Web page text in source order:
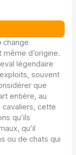
change
d’origine.
légendaire
souvent
que
entière, au
cette
qu’ils
qu’il
ou de chats qui